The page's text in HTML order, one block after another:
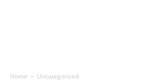
Home Uncategorized